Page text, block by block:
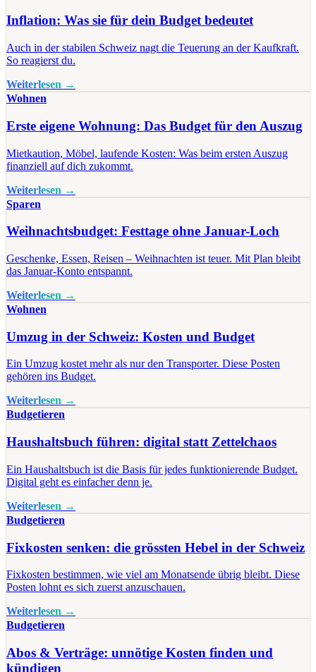
Inflation: Was sie für dein Budget bedeutet
Auch in der stabilen Schweiz nagt die Teuerung an der Kaufkraft.
So reagierst du.
Weiterlesen →
Wohnen
Erste eigene Wohnung: Das Budget für den Auszug
Mietkaution, Möbel, laufende Kosten: Was beim ersten Auszug
finanziell auf dich zukommt.
Weiterlesen →
Sparen
Weihnachtsbudget: Festtage ohne Januar-Loch
Geschenke, Essen, Reisen – Weihnachten ist teuer. Mit Plan bleibt
das Januar-Konto entspannt.
Weiterlesen →
Wohnen
Umzug in der Schweiz: Kosten und Budget
Ein Umzug kostet mehr als nur den Transporter. Diese Posten
gehören ins Budget.
Weiterlesen →
Budgetieren
Haushaltsbuch führen: digital statt Zettelchaos
Ein Haushaltsbuch ist die Basis für jedes funktionierende Budget.
Digital geht es einfacher denn je.
Weiterlesen →
Budgetieren
Fixkosten senken: die grössten Hebel in der Schweiz
Fixkosten bestimmen, wie viel am Monatsende übrig bleibt. Diese
Posten lohnt es sich zuerst anzuschauen.
Weiterlesen →
Budgetieren
Abos & Verträge: unnötige Kosten finden und
kündigen